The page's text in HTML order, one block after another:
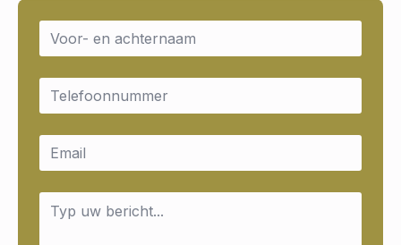
Name
Email
Email
Message